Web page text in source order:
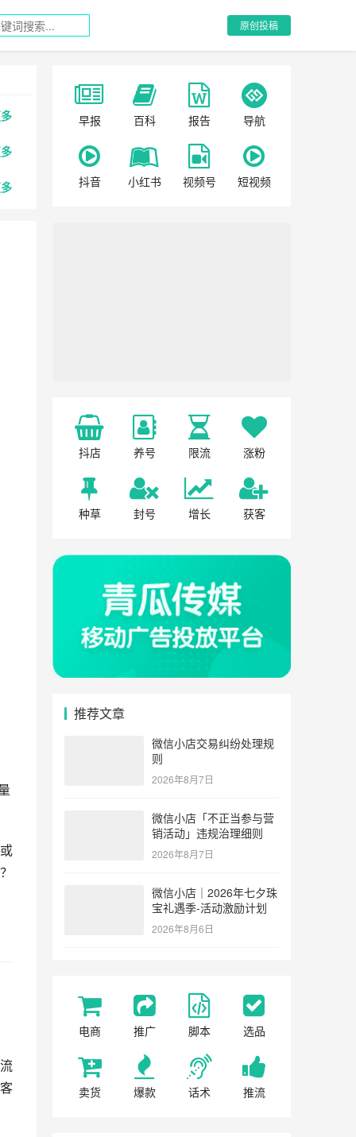
原创投稿
早报 百科 报告 导航
抖音 小红书 视频号 短视频
抖店 养号 限流 涨粉
种草 封号 增长 获客
推荐文章
微信小店交易纠纷处理规
则
2026年8月7日
微信小店「不正当参与营
销活动」违规治理细则
2026年8月7日
微信小店｜2026年七夕珠
宝礼遇季-活动激励计划
2026年8月6日
电商 推广 脚本 选品
卖货 爆款 话术 推流